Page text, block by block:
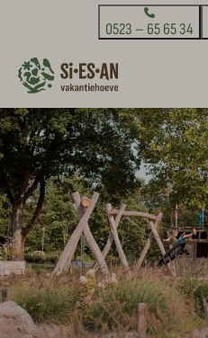
0523 – 65 65 34